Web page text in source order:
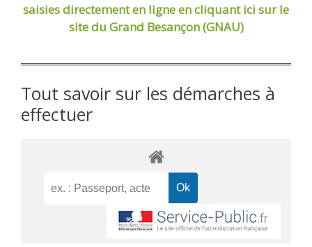
saisies directement en ligneen cliquant ici sur le
site du Grand Besançon (GNAU)
Tout savoir sur les démarches à
effectuer